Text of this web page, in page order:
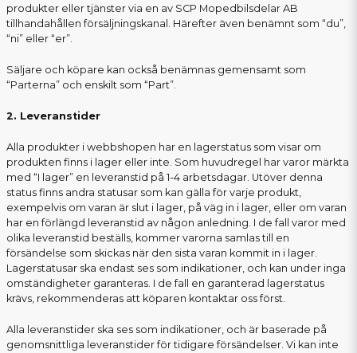
produkter eller tjänster via en av SCP Mopedbilsdelar AB
tillhandahållen försäljningskanal. Härefter även benämnt som “du”,
“ni” eller “er”.
Säljare och köpare kan också benämnas gemensamt som
“Parterna” och enskilt som “Part”.
2. Leveranstider
Alla produkter i webbshopen har en lagerstatus som visar om
produkten finns i lager eller inte. Som huvudregel har varor märkta
med “I lager” en leveranstid på 1-4 arbetsdagar. Utöver denna
status finns andra statusar som kan gälla för varje produkt,
exempelvis om varan är slut i lager, på väg in i lager, eller om varan
har en förlängd leveranstid av någon anledning. I de fall varor med
olika leveranstid beställs, kommer varorna samlas till en
försändelse som skickas när den sista varan kommit in i lager.
Lagerstatusar ska endast ses som indikationer, och kan under inga
omständigheter garanteras. I de fall en garanterad lagerstatus
krävs, rekommenderas att köparen kontaktar oss först.
Alla leveranstider ska ses som indikationer, och är baserade på
genomsnittliga leveranstider för tidigare försändelser. Vi kan inte